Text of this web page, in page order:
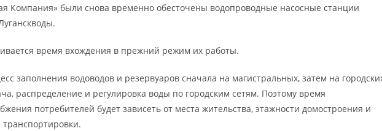
Компания» были снова временно обесточены водопроводные насосные станции
время вхождения в прежний режим их работы.
заполнения водоводов и резервуаров сначала на магистральных, затем на
распределение и регулировка воды по городским сетям. Поэтому время
потребителей будет зависеть от места жительства, этажности домостроения и